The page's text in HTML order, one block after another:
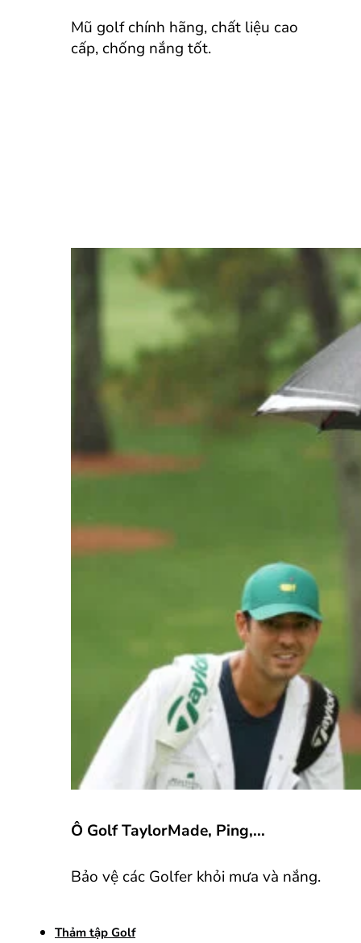
Mũ golf chính hãng, chất liệu cao
cấp, chống nắng tốt.
Ô Golf TaylorMade, Ping,...
Bảo vệ các Golfer khỏi mưa và nắng.
Thảm tập Golf